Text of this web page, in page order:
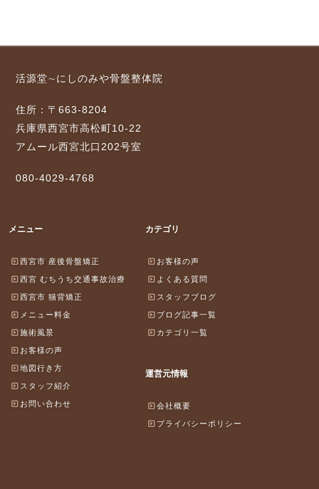
活源堂∼にしのみや骨盤整体院
住所：〒663-8204
兵庫県西宮市高松町10-22
アムール西宮北口202号室
080-4029-4768
メニュー
西宮市 産後骨盤矯正
西宮 むちうち交通事故治療
西宮市 猫背矯正
メニュー料金
施術風景
お客様の声
地図行き方
スタッフ紹介
お問い合わせ
カテゴリ
お客様の声
よくある質問
スタッフブログ
ブログ記事一覧
カテゴリ一覧
運営元情報
会社概要
プライバシーポリシー